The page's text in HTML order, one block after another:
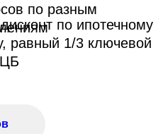
по разным
по ипотечному
равный 1/3 ключевой